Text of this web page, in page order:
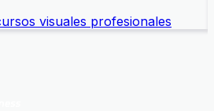
visuales profesionales